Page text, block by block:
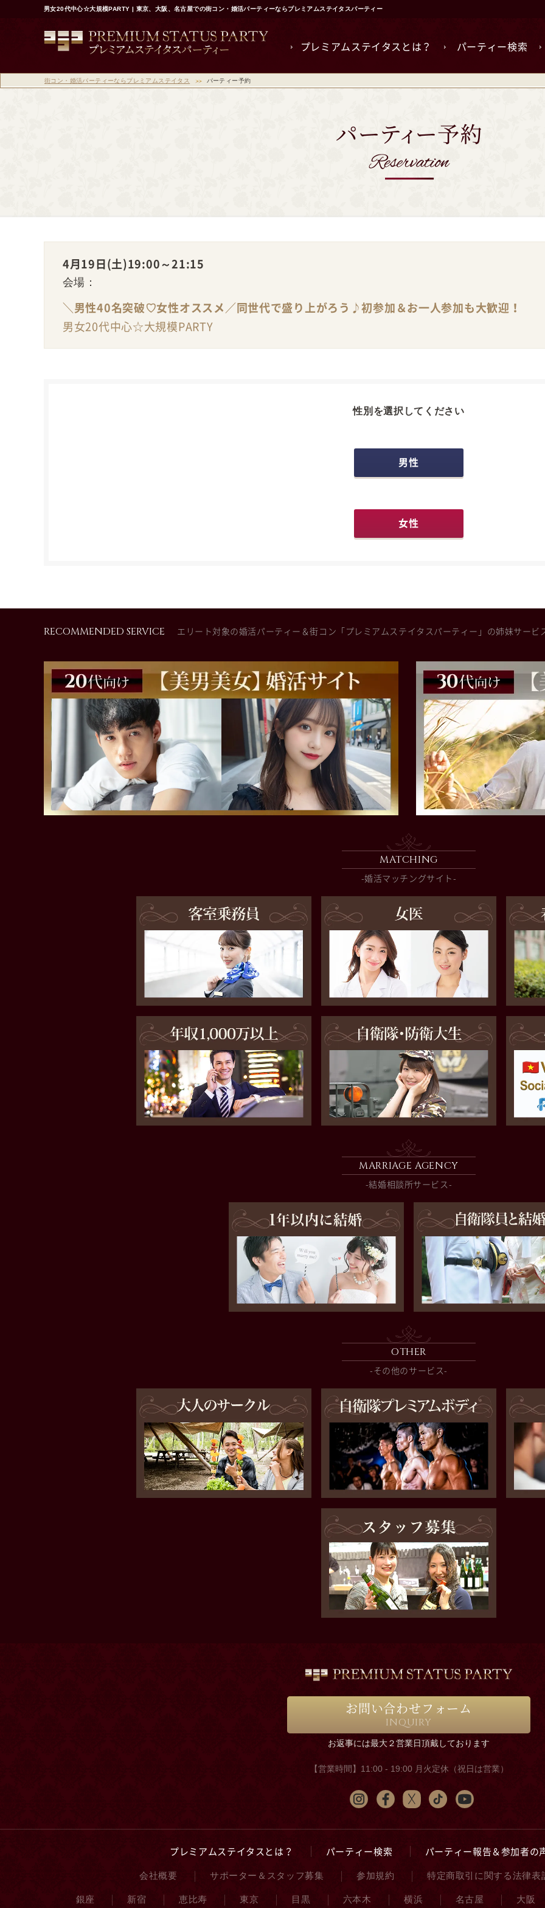
男女20代中心☆大規模PARTY | 東京、大阪、名古屋での街コン・婚活パーティーならプレミアムステイタスパーティー
プレミアムステイタスとは？ パーティー検索
街コン・婚活パーティーならプレミアムステイタス パーティー予約
4月19日(土)19:00～21:15
会場：
＼男性40名突破♡女性オススメ／同世代で盛り上がろう♪初参加＆お一人参加も大歓迎！
男女20代中心☆大規模PARTY
性別を選択してください
男性
女性
RECOMMENDED SERVICE エリート対象の婚活パーティー＆街コン「プレミアムステイタスパーティー」の姉妹サービ
MATCHING
-婚活マッチングサイト-
MARRIAGE AGENCY
-結婚相談所サービス-
OTHER
-その他のサービス-
お問い合わせフォーム
INQUIRY
お返事には最大２営業日頂戴しております
【営業時間】11:00 - 19:00 月火定休（祝日は営業）
プレミアムステイタスとは？ パーティー検索 パーティー報告＆参加者の
会社概要 サポーター＆スタッフ募集 参加規約 特定商取引に関する法律表
銀座 新宿 恵比寿 東京 目黒 六本木 横浜 名古屋 大阪